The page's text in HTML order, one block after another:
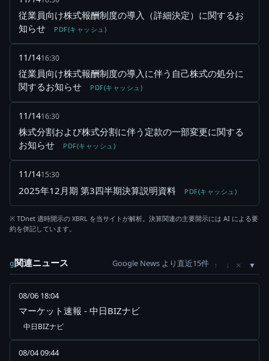
従業員向け株式報酬制度の導入（詳細決定）に関するお
知らせ
PDF(キャッシュ)
11/1416:30
従業員向け株式報酬制度の導入に伴う自己株式の処分に
関するお知らせ
PDF(キャッシュ)
11/1416:30
株式分割および株式分割に伴う定款の一部変更に関する
お知らせ
PDF(キャッシュ)
11/1415:30
2025年12月期 第3四半期決算説明資料 PDF(キャッシュ)
※ TDnet 適時開示の XBRL を当サイトが解析。決算関連の主要開示には AI による要
約を併記しています。
g関連ニュース Google News より直近15件 ↑ ↓ ×
08/06 18:04
マーケット速報 - 中日BIZナビ
中日BIZナビ
08/04 09:44